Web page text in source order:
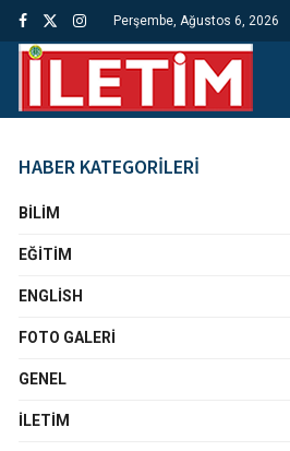
Perşembe, Ağustos 6, 2026
HABER KATEGORİLERİ
BILIM
EĞITIM
ENGLISH
FOTO GALERI
GENEL
İLETIM